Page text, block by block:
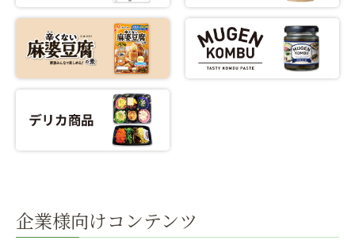
企業様向けコンテンツ